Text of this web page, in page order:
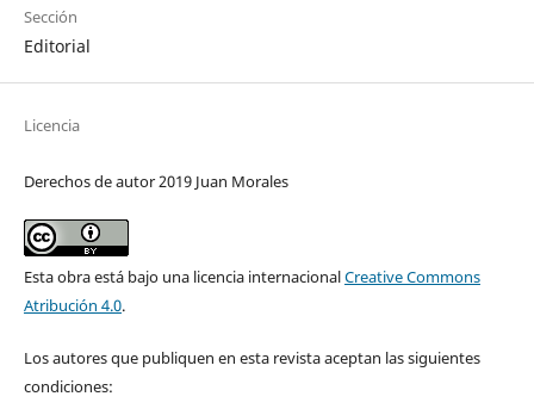
Sección
Editorial
Licencia
Derechos de autor 2019 Juan Morales
Esta obra está bajo una licencia internacionalCreative Commons
Atribución 4.0.
Los autores que publiquen en esta revista aceptan las siguientes
condiciones: